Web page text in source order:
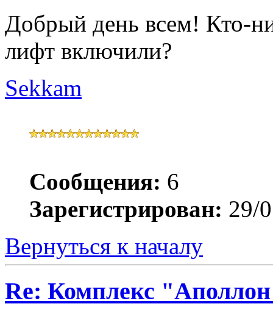
Добрый день всем! Кто-
лифт включили?
Sekkam
Сообщения: 6
Зарегистрирован: 29/
Вернуться к началу
Re: Комплекс